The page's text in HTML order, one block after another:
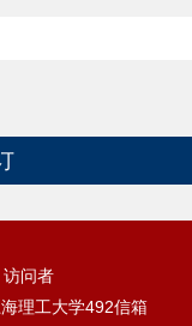
访问者
理工大学492信箱